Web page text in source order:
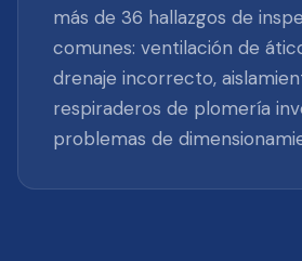
más de 36 hallazgos de
comunes: ventilación de
drenaje incorrecto,
respiraderos de plomería
problemas de